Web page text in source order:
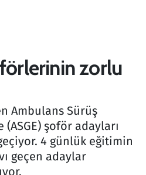
zorlu
Ambulans Sürüş
şoför adayları
4 günlük eğitimin
geçen adaylar